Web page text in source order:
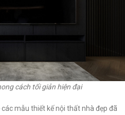
cách tối giản hiện đại
mẫu thiết kế nội thất nhà đẹp đã